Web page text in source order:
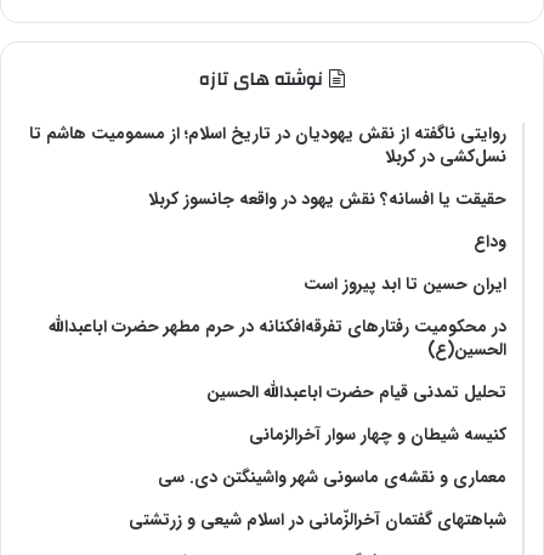
نوشته های تازه
روایتی ناگفته از نقش یهودیان در تاریخ اسلام؛ از مسمومیت هاشم تا
نسل‌کشی در کربلا
حقیقت یا افسانه؟‌ نقش یهود در واقعه جانسوز کربلا
وداع
ایران حسین تا ابد پیروز است
در محکومیت رفتارهای تفرقه‌افکنانه در حرم مطهر حضرت اباعبدالله
الحسین(ع)
تحلیل تمدنی قیام حضرت اباعبدالله الحسین
کنیسه شیطان و چهار سوار آخرالزمانی
معماری و نقشه‌ی ماسونی شهر واشينگتن دی. سی
شباهتهای گفتمان آخر‌الزّمانی در اسلام شیعی و زرتشتی